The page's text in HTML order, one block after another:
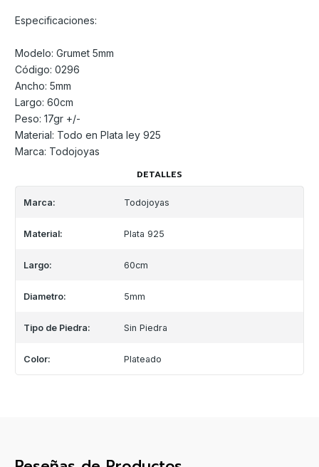
Especificaciones:
Modelo: Grumet 5mm
Código: 0296
Ancho: 5mm
Largo: 60cm
Peso: 17gr +/-
Material: Todo en Plata ley 925
Marca: Todojoyas
DETALLES
Marca: Todojoyas
Material: Plata 925
Largo: 60cm
Diametro: 5mm
Tipo de Piedra: Sin Piedra
Color: Plateado